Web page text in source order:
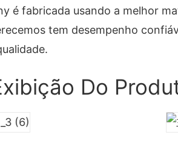
é fabricada usando a melhor
tem desempenho
Do